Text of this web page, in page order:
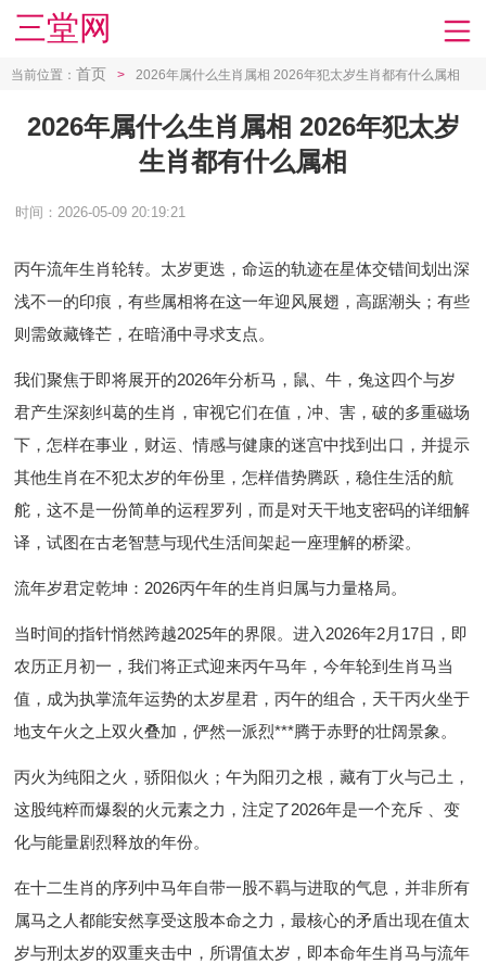
三堂网
当前位置： 首页 > 2026年属什么生肖属相 2026年犯太岁生肖都有什么属相
2026年属什么生肖属相 2026年犯太岁
生肖都有什么属相
时间：2026-05-09 20:19:21
丙午流年生肖轮转。太岁更迭，命运的轨迹在星体交错间划出深
浅不一的印痕，有些属相将在这一年迎风展翅，高踞潮头；有些
则需敛藏锋芒，在暗涌中寻求支点。
我们聚焦于即将展开的2026年分析马，鼠、牛，兔这四个与岁
君产生深刻纠葛的生肖，审视它们在值，冲、害，破的多重磁场
下，怎样在事业，财运、情感与健康的迷宫中找到出口，并提示
其他生肖在不犯太岁的年份里，怎样借势腾跃，稳住生活的航
舵，这不是一份简单的运程罗列，而是对天干地支密码的详细解
译，试图在古老智慧与现代生活间架起一座理解的桥梁。
流年岁君定乾坤：2026丙午年的生肖归属与力量格局。
当时间的指针悄然跨越2025年的界限。进入2026年2月17日，即
农历正月初一，我们将正式迎来丙午马年，今年轮到生肖马当
值，成为执掌流年运势的太岁星君，丙午的组合，天干丙火坐于
地支午火之上双火叠加，俨然一派烈***腾于赤野的壮阔景象。
丙火为纯阳之火，骄阳似火；午为阳刃之根，藏有丁火与己土，
这股纯粹而爆裂的火元素之力，注定了2026年是一个充斥 、变
化与能量剧烈释放的年份。
在十二生肖的序列中马年自带一股不羁与进取的气息，并非所有
属马之人都能安然享受这股本命之力，最核心的矛盾出现在值太
岁与刑太岁的双重夹击中，所谓值太岁，即本命年生肖马与流年